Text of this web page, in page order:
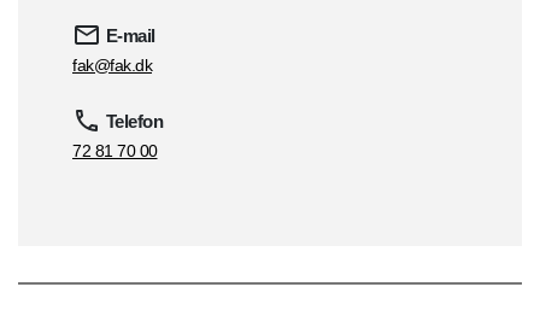
E-mail
fak@fak.dk
Telefon
72 81 70 00